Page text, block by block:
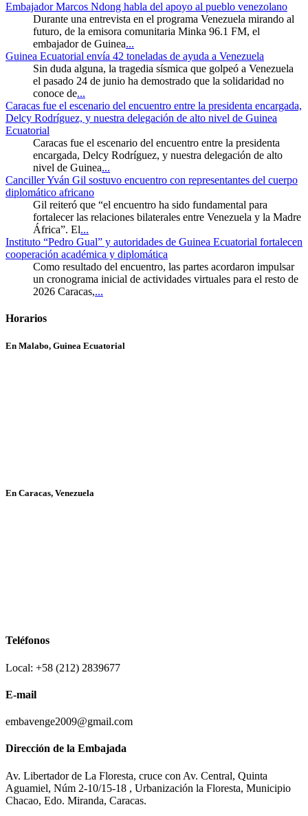
Embajador Marcos Ndong habla del apoyo al pueblo venezolano
Durante una entrevista en el programa Venezuela mirando al
futuro, de la emisora comunitaria Minka 96.1 FM, el
embajador de Guinea...
Guinea Ecuatorial envía 42 toneladas de ayuda a Venezuela
Sin duda alguna, la tragedia sísmica que golpeó a Venezuela
el pasado 24 de junio ha demostrado que la solidaridad no
conoce de...
Caracas fue el escenario del encuentro entre la presidenta encargada,
Delcy Rodríguez, y nuestra delegación de alto nivel de Guinea
Ecuatorial
Caracas fue el escenario del encuentro entre la presidenta
encargada, Delcy Rodríguez, y nuestra delegación de alto
nivel de Guinea...
Canciller Yván Gil sostuvo encuentro con representantes del cuerpo
diplomático africano
Gil reiteró que “el encuentro ha sido fundamental para
fortalecer las relaciones bilaterales entre Venezuela y la Madre
África”. El...
Instituto “Pedro Gual” y autoridades de Guinea Ecuatorial fortalecen
cooperación académica y diplomática
Como resultado del encuentro, las partes acordaron impulsar
un cronograma inicial de actividades virtuales para el resto de
2026 Caracas,...
Horarios
En Malabo, Guinea Ecuatorial
En Caracas, Venezuela
Teléfonos
Local: +58 (212) 2839677
E-mail
embavenge2009@gmail.com
Dirección de la Embajada
Av. Libertador de La Floresta, cruce con Av. Central, Quinta
Aguamiel, Núm 2-10/15-18 , Urbanización la Floresta, Municipio
Chacao, Edo. Miranda, Caracas.